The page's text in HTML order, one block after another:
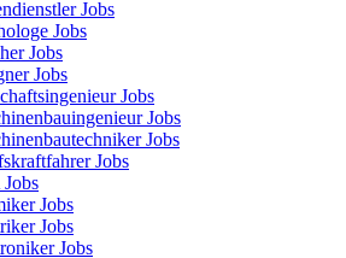
Jobs
Jobs
Jobs
Jobs
Jobs
Jobs
Jobs
Jobs
Jobs
Jobs
Jobs